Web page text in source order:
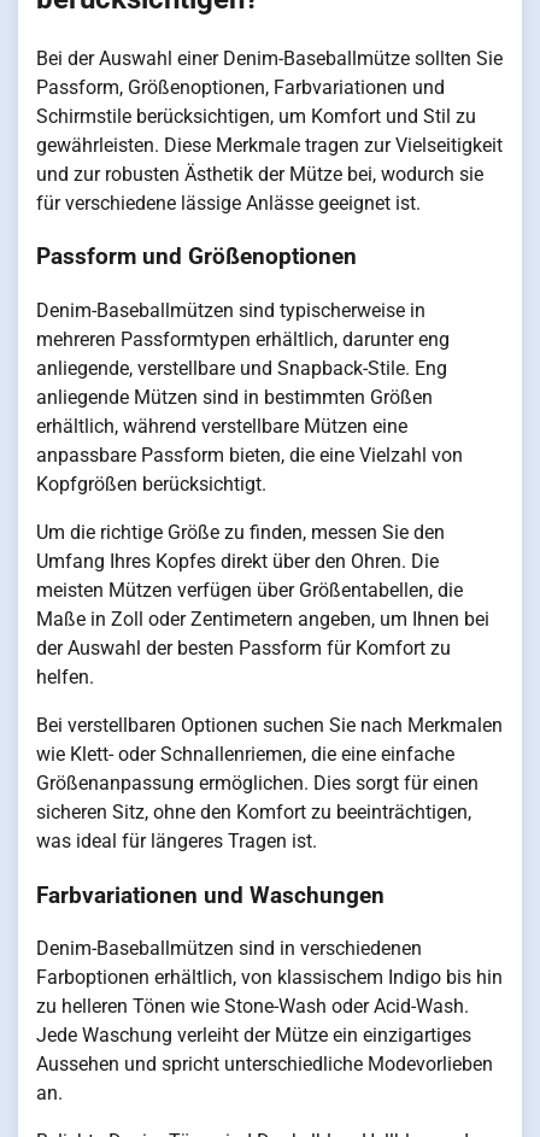
Bei der Auswahl einer Denim-Baseballmütze sollten Sie
Passform, Größenoptionen, Farbvariationen und
Schirmstile berücksichtigen, um Komfort und Stil zu
gewährleisten. Diese Merkmale tragen zur Vielseitigkeit
und zur robusten Ästhetik der Mütze bei, wodurch sie
für verschiedene lässige Anlässe geeignet ist.
Passform und Größenoptionen
Denim-Baseballmützen sind typischerweise in
mehreren Passformtypen erhältlich, darunter eng
anliegende, verstellbare und Snapback-Stile. Eng
anliegende Mützen sind in bestimmten Größen
erhältlich, während verstellbare Mützen eine
anpassbare Passform bieten, die eine Vielzahl von
Kopfgrößen berücksichtigt.
Um die richtige Größe zu finden, messen Sie den
Umfang Ihres Kopfes direkt über den Ohren. Die
meisten Mützen verfügen über Größentabellen, die
Maße in Zoll oder Zentimetern angeben, um Ihnen bei
der Auswahl der besten Passform für Komfort zu
helfen.
Bei verstellbaren Optionen suchen Sie nach Merkmalen
wie Klett- oder Schnallenriemen, die eine einfache
Größenanpassung ermöglichen. Dies sorgt für einen
sicheren Sitz, ohne den Komfort zu beeinträchtigen,
was ideal für längeres Tragen ist.
Farbvariationen und Waschungen
Denim-Baseballmützen sind in verschiedenen
Farboptionen erhältlich, von klassischem Indigo bis hin
zu helleren Tönen wie Stone-Wash oder Acid-Wash.
Jede Waschung verleiht der Mütze ein einzigartiges
Aussehen und spricht unterschiedliche Modevorlieben
an.